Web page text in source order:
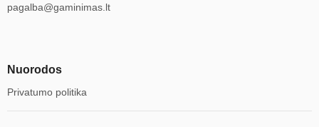
pagalba@gaminimas.lt
Nuorodos
Privatumo politika